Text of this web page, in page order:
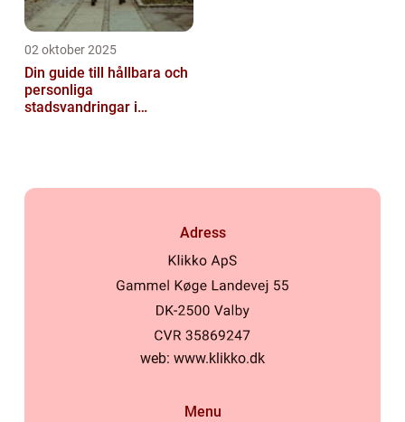
02 oktober 2025
Din guide till hållbara och
personliga
stadsvandringar i
Adress
web: www.klikko.dk
Menu